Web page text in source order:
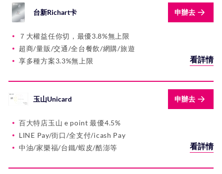
陽信銀行 高雄銀行 三信商銀 板信商銀 LINE Bank
將來銀行 花旗銀行
台新Richart卡 申辦去
７大權益任你切，最優3.8%無上限
超商/量販/交通/全台餐飲/網購/旅遊
享多種方案3.3%無上限
看詳情
玉山Unicard 申辦去
百大特店玉山 e point 最優4.5%
LINE Pay/街口/全支付/icash Pay
中油/家樂福/台鐵/蝦皮/酷澎等
看詳情